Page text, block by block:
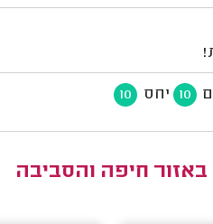
10 יחס 10
חיפה והסביבה